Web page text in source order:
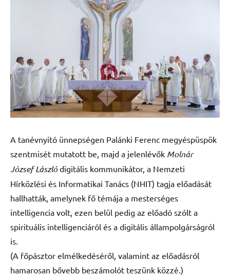
A tanévnyitó ünnepségen Palánki Ferenc megyéspüspök
szentmisét mutatott be, majd a jelenlévők Molnár
József Lászlódigitális kommunikátor, a Nemzeti
Hírközlési és Informatikai Tanács (NHIT) tagja előadását
hallhatták, amelynek fő témája a mesterséges
intelligencia volt, ezen belül pedig az előadó szólt a
spirituális intelligenciáról és a digitális állampolgárságról
is.
(A főpásztor elmélkedéséről, valamint az előadásról
hamarosan bővebb beszámolót teszünk közzé.)